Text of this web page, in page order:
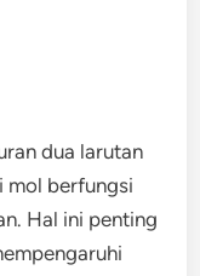
dua larutan
mol berfungsi
Hal ini penting